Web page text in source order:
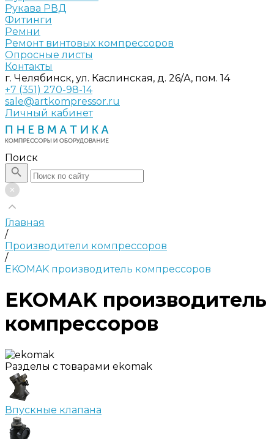
Рукава РВД
Фитинги
Ремни
Ремонт винтовых компрессоров
Опросные листы
Контакты
г. Челябинск, ул. Каслинская, д. 26/А, пом. 14
+7 (351) 270-98-14
sale@artkompressor.ru
Личный кабинет
Поиск
Главная
/
Производители компрессоров
/
EKOMAK производитель компрессоров
EKOMAK производитель
компрессоров
Разделы с товарами ekomak
Впускные клапана